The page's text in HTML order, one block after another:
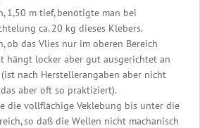
1,50 m tief, benötigte man bei
ca. 20 kg dieses Klebers.
ob das Vlies nur im oberen Bereich
hängt locker aber gut ausgerichtet an
nach Herstellerangaben aber nicht
aber oft so praktiziert).
die vollflächige Veklebung bis unter die
so daß die Wellen nicht machanisch